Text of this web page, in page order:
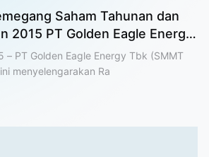
Saham Tahunan dan
2015 PT Golden Eagle Energy
– PT Golden Eagle Energy Tbk (SMMT
menyelengarakan Ra